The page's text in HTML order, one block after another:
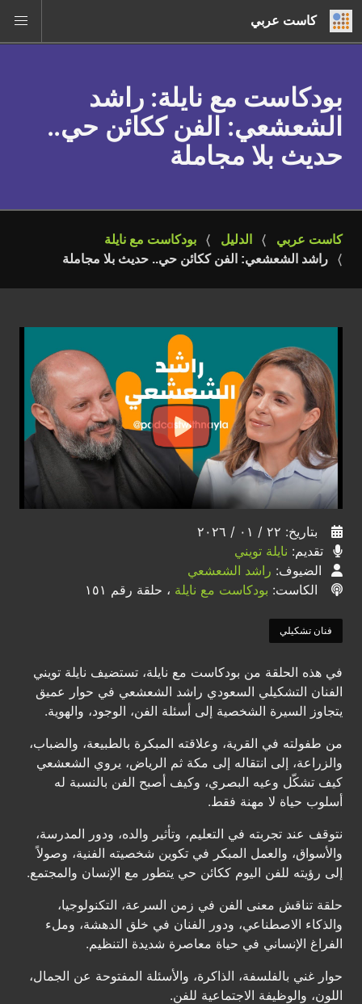
كاست عربي
بودكاست مع نايلة: راشد
الشعشعي: الفن ككائن حي..
حديث بلا مجاملة
كاست عربي الدليل
بودكاست مع نايلة
راشد الشعشعي: الفن ككائن حي.. حديث بلا مجاملة
بتاريخ: ٢٢ / ٠١ / ٢٠٢٦
تقديم: نايلة تويني
الضيوف: راشد الشعشعي
الكاست: بودكاست مع نايلة ، حلقة رقم ١٥١
فنان تشكيلي
في هذه الحلقة من بودكاست مع نايلة، تستضيف نايلة تويني
الفنان التشكيلي السعودي راشد الشعشعي في حوار عميق
يتجاوز السيرة الشخصية إلى أسئلة الفن، الوجود، والهوية.
من طفولته في القرية، وعلاقته المبكرة بالطبيعة، والضباب،
والزراعة، إلى انتقاله إلى مكة ثم الرياض، يروي الشعشعي
كيف تشكّل وعيه البصري، وكيف أصبح الفن بالنسبة له
أسلوب حياة لا مهنة فقط.
نتوقف عند تجربته في التعليم، وتأثير والده، ودور المدرسة،
والأسواق، والعمل المبكر في تكوين شخصيته الفنية، وصولاً
إلى رؤيته للفن اليوم ككائن حي يتطور مع الإنسان والمجتمع.
حلقة تناقش معنى الفن في زمن السرعة، التكنولوجيا،
والذكاء الاصطناعي، ودور الفنان في خلق الدهشة، وملء
الفراغ الإنساني في حياة معاصرة شديدة التنظيم.
حوار غني بالفلسفة، الذاكرة، والأسئلة المفتوحة عن الجمال،
اللون، والوظيفة الاجتماعية للفن.